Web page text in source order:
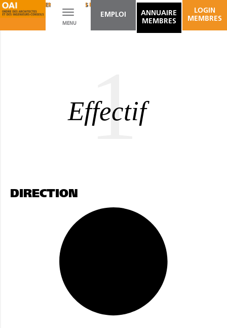
Toggle
navigation
MENU
EMPLOI
ANNUAIRE
MEMBRES
LOGIN
MEMBRES
AMÉNAGEMENT D'ESPACES INTÉRIEURS
1
Effectif
DIRECTION